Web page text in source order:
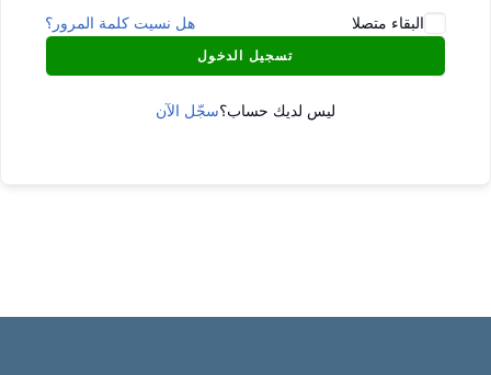
البقاء متصلا هل نسيت كلمة المرور؟
تسجيل الدخول
ليس لديك حساب؟سجّل الآن